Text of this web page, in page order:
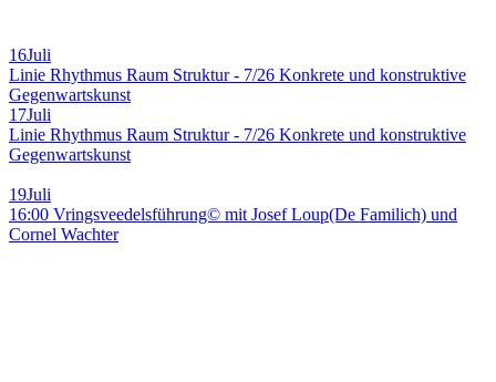
16Juli
Linie Rhythmus Raum Struktur - 7/26 Konkrete und konstruktive
Gegenwartskunst
17Juli
Linie Rhythmus Raum Struktur - 7/26 Konkrete und konstruktive
Gegenwartskunst
19Juli
16:00 Vringsveedelsführung© mit Josef Loup(De Familich) und
Cornel Wachter